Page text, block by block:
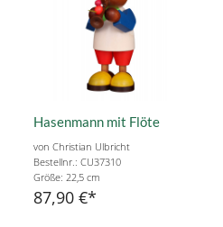
Hasenmann mit Flöte
von Christian Ulbricht
Bestellnr.: CU37310
Größe: 22,5 cm
87,90 €